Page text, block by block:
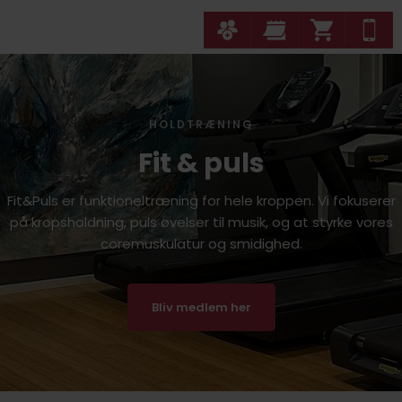
HOLDTRÆNING
Fit & puls
Fit&Puls er funktioneltræning for hele kroppen. ​Vi fokuserer
på kropsholdning, puls øvelser til musik, og at styrke vores
coremuskulatur og smidighed.
Bliv medlem her